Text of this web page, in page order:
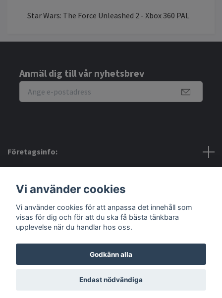
Star Wars: The Force Unleashed 2 - Xbox 360 PAL
Anmäl dig till vår nyhetsbrev
Företagsinfo:
Sociala medier
© 2026 Amerino
Vi använder cookies
Vi använder cookies för att anpassa det innehåll som
visas för dig och för att du ska få bästa tänkbara
upplevelse när du handlar hos oss.
Godkänn alla
Endast nödvändiga